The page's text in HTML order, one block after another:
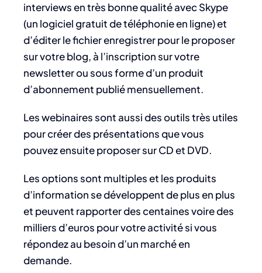
interviews en très bonne qualité avec Skype
(un logiciel gratuit de téléphonie en ligne) et
d’éditer le fichier enregistrer pour le proposer
sur votre blog, à l’inscription sur votre
newsletter ou sous forme d’un produit
d’abonnement publié mensuellement.
Les webinaires sont aussi des outils très utiles
pour créer des présentations que vous
pouvez ensuite proposer sur CD et DVD.
Les options sont multiples et les produits
d’information se développent de plus en plus
et peuvent rapporter des centaines voire des
milliers d’euros pour votre activité si vous
répondez au besoin d’un marché en
demande.